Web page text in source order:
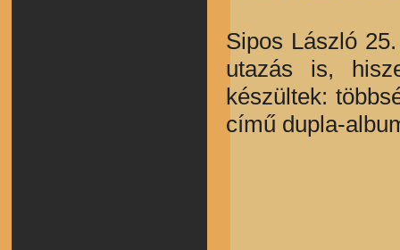
Sipos László
utazás is,
készültek:
című dupla-